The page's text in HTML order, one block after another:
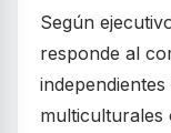
Según
responde al
multiculturales